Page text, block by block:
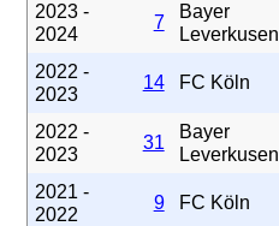
2023 -
2024
7
Bayer
Leverkusen
2022 -
2023
14 FC Köln
2022 -
2023
31
Bayer
Leverkusen
2021 -
2022
9 FC Köln